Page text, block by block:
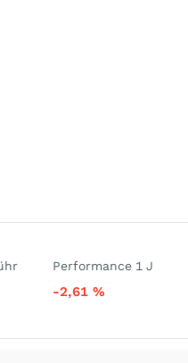
Performance 1 J
-2,61%